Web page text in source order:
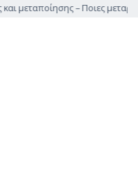
μεταποίησης – Ποιες